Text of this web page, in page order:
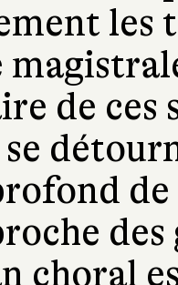
les
de ces
choral